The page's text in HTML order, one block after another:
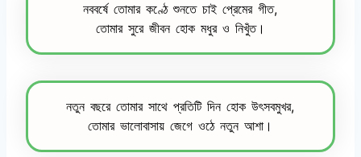
নববর্ষে তোমার কণ্ঠে শুনতে চাই প্রেমের গীত,
তোমার সুরে জীবন হোক মধুর ও নিখুঁত।
নতুন বছরে তোমার সাথে প্রতিটি দিন হোক উৎসবমুখর,
তোমার ভালোবাসায় জেগে ওঠে নতুন আশা।